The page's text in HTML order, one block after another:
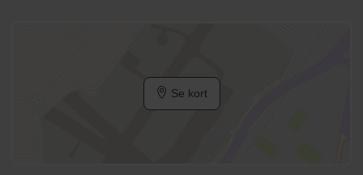
Se kort